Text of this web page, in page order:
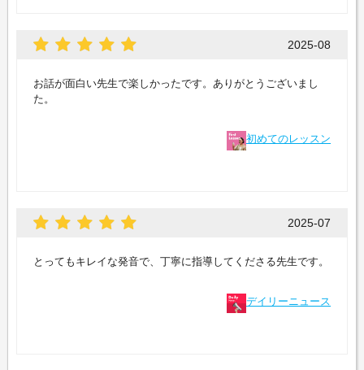
2025-08
お話が面白い先生で楽しかったです。ありがとうございまし
た。
初めてのレッスン
2025-07
とってもキレイな発音で、丁寧に指導してくださる先生です。
デイリーニュース